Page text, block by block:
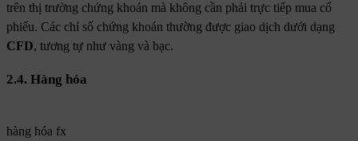
trên thị trường chứng khoán mà không cần phải trực tiếp mua cổ
phiếu. Các chỉ số chứng khoán thường được giao dịch dưới dạng
CFD, tương tự như vàng và bạc.
2.4. Hàng hóa
hàng hóa fx